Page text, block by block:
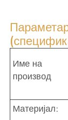
Име на
производ
Материјал: